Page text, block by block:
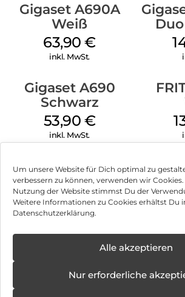
Um unsere Website für Dich optimal zu
verbessern zu können, verwenden wir
Nutzung der Website stimmst Du der
Weitere Informationen zu Cookies erhältst Du
Datenschutzerklärung.
Alle akzeptieren
Nur erforderliche
Gigaset A690A
Weiß
63,90€
inkl. MwSt.
Gigaset A690
Schwarz
53,90 €
inkl. MwSt.
Impressum
Hinweis zur Batterieentsorgung